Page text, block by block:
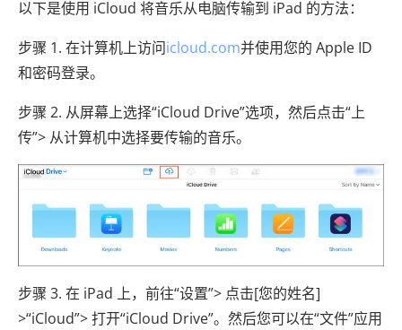
以下是使用 iCloud 将音乐从电脑传输到 iPad 的方法：
步骤 1. 在计算机上访问icloud.com并使用您的 Apple ID
和密码登录。
步骤 2. 从屏幕上选择“iCloud Drive”选项，然后点击“上
传”> 从计算机中选择要传输的音乐。
步骤 3. 在 iPad 上，前往“设置”> 点击[您的姓名]
>“iCloud”> 打开“iCloud Drive”。然后您可以在“文件”应用